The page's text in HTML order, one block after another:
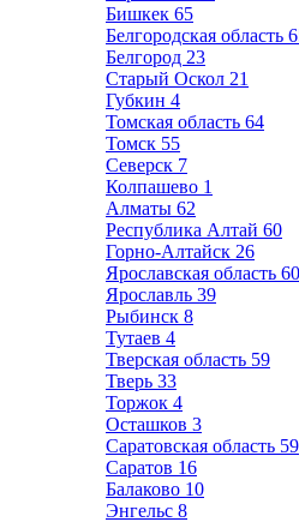
Бишкек 65
Белгородская область
Белгород 23
Старый Оскол 21
Губкин 4
Томская область 64
Томск 55
Северск 7
Колпашево 1
Алматы 62
Республика Алтай 60
Горно-Алтайск 26
Ярославская область 60
Ярославль 39
Рыбинск 8
Тутаев 4
Тверская область 59
Тверь 33
Торжок 4
Осташков 3
Саратовская область 59
Саратов 16
Балаково 10
Энгельс 8